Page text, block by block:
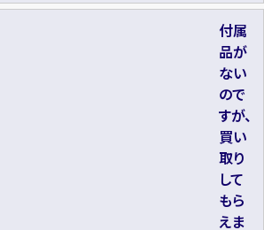
付属
品が
ない
ので
すが、
買い
取り
して
もら
えま